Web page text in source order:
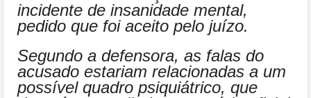
incidente de insanidade mental,
pedido que foi aceito pelo juízo.
Segundo a defensora, as falas do
acusado estariam relacionadas a um
possível quadro psiquiátrico, que